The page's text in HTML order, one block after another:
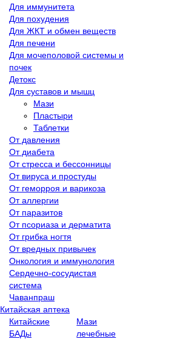
Для иммунитета
Для похудения
Для ЖКТ и обмен веществ
Для печени
Для мочеполовой системы и
почек
Детокс
Для суставов и мышц
Мази
Пластыри
Таблетки
От давления
От диабета
От стресса и бессонницы
От вируса и простуды
От геморроя и варикоза
От аллергии
От паразитов
От псориаза и дерматита
От грибка ногтя
От вредных привычек
Онкология и иммунология
Сердечно-сосудистая
система
Чаванпраш
Китайская аптека
Китайские
БАДы
Мази
лечебные